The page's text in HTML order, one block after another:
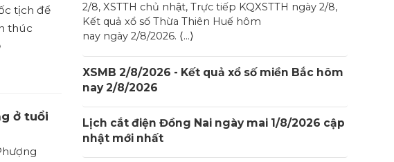
tịch để
thúc
ở tuổi
2/8, XSTTH chủ nhật, Trực tiếp KQXSTTH ngày 2/8,
Kết quả xổ số Thừa Thiên Huế hôm
nay ngày 2/8/2026. ⟨…⟩
XSMB 2/8/2026 - Kết quả xổ số miền Bắc hôm
nay 2/8/2026
Lịch cắt điện Đồng Nai ngày mai 1/8/2026 cập
nhật mới nhất